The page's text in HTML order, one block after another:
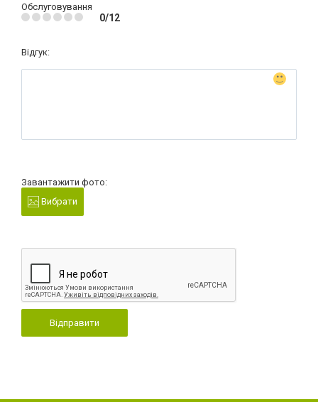
Обслуговування
0/12
Відгук:
Завантажити фото:
Вибрати
Відправити